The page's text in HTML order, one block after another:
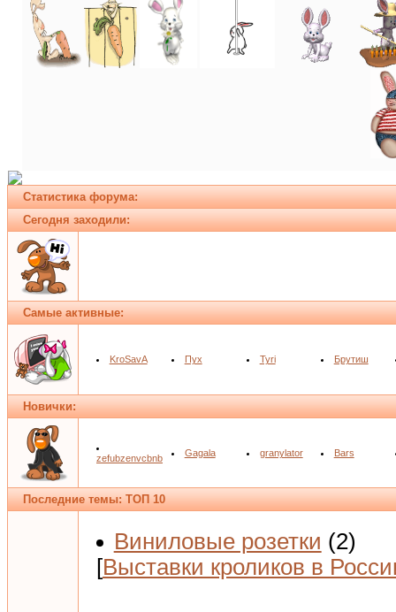
Статистика форума:
Сегодня заходили:
Самые активные:
KroSavA Пух Tyri Брутиш
Новички:
zefubzenvcbnb Gagala granylator Bars
Последние темы: ТОП 10
Виниловые розетки (2)
[Выставки кроликов в